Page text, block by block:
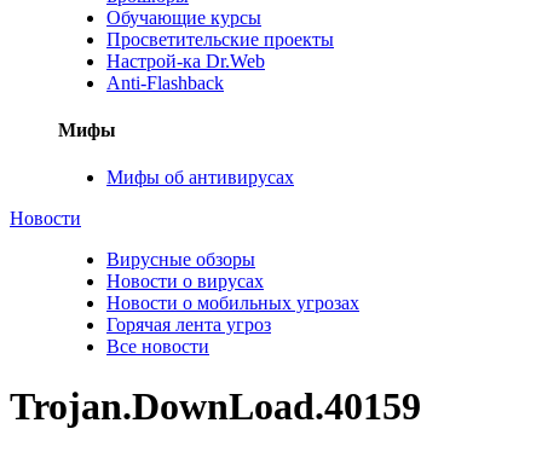
Обучающие курсы
Просветительские проекты
Настрой-ка Dr.Web
Anti-Flashback
Мифы
Мифы об антивирусах
Новости
Вирусные обзоры
Новости о вирусах
Новости о мобильных угрозах
Горячая лента угроз
Все новости
Trojan.DownLoad.40159